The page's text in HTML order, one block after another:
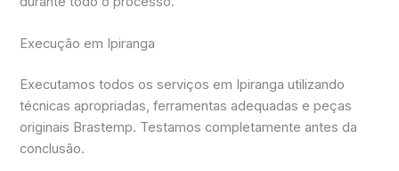
Execução em Ipiranga
Executamos todos os serviços em Ipiranga utilizando
técnicas apropriadas, ferramentas adequadas e peças
originais Brastemp. Testamos completamente antes da
conclusão.